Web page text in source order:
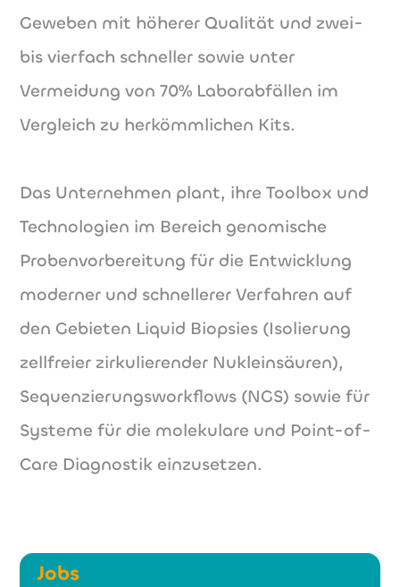
Geweben mit höherer Qualität und zwei-
bis vierfach schneller sowie unter
Vermeidung von 70% Laborabfällen im
Vergleich zu herkömmlichen Kits.
Das Unternehmen plant, ihre Toolbox und
Technologien im Bereich genomische
Probenvorbereitung für die Entwicklung
moderner und schnellerer Verfahren auf
den Gebieten Liquid Biopsies (Isolierung
zellfreier zirkulierender Nukleinsäuren),
Sequenzierungsworkflows (NGS) sowie für
Systeme für die molekulare und Point-of-
Care Diagnostik einzusetzen.
Jobs